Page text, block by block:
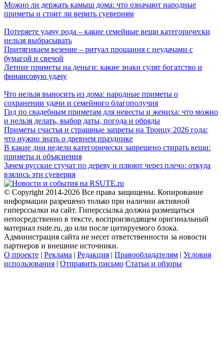
Можно ли держать камыш дома: что означают народные
приметы и стоит ли верить суевериям
Потеряете удачу рода – какие семейные вещи категорически
нельзя выбрасывать
Притягиваем везение – ритуал прощания с неудачами с
бумагой и свечой
Летние приметы на деньги: какие знаки сулят богатство и
финансовую удачу
Что нельзя выносить из дома: народные приметы о
сохранении удачи и семейного благополучия
Гид по свадебным приметам для невесты и жениха: что можно
и нельзя делать, выбор даты, погода и обряды
Приметы счастья и страшные запреты на Троицу 2026 года:
что нужно знать о древнем празднике
В какие дни недели категорически запрещено стирать вещи:
приметы и объяснения
Зачем русские стучат по дереву и плюют через плечо: откуда
взялись эти суеверия
© Copyright 2014-2026 Все права защищены. Копирование
информации разрешено только при наличии активной
гиперссылки на сайт. Гиперссылка должна размещаться
непосредственно в тексте, воспроизводящем оригинальный
материал rsute.ru, до или после цитируемого блока.
Администрация сайта не несет ответственности за новости
партнеров и внешние источники.
О проекте | Реклама | Редакция | Правообладателям | Условия
использования | Отправить письмо Статьи и обзоры